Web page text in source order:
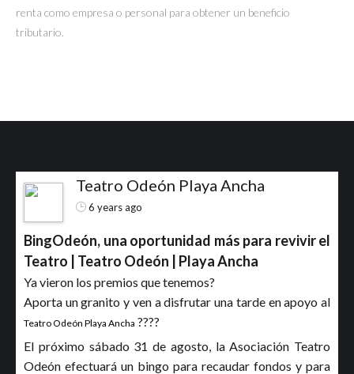
renta como empresa o personal para obtener un beneficio
tributario.
Teatro Odeón Playa Ancha
6 years ago
BingOdeón, una oportunidad más para revivir el
Teatro | Teatro Odeón | Playa Ancha
Ya vieron los premios que tenemos?
Aporta un granito y ven a disfrutar una tarde en apoyo al
Teatro Odeón Playa Ancha ????
El próximo sábado 31 de agosto, la Asociación Teatro
Odeón efectuará un bingo para recaudar fondos y para